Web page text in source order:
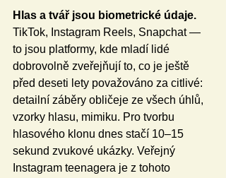
Hlas a tvář jsou biometrické údaje.
TikTok, Instagram Reels, Snapchat —
to jsou platformy, kde mladí lidé
dobrovolně zveřejňují to, co je ještě
před deseti lety považováno za citlivé:
detailní záběry obličeje ze všech úhlů,
vzorky hlasu, mimiku. Pro tvorbu
hlasového klonu dnes stačí 10–15
sekund zvukové ukázky. Veřejný
Instagram teenagera je z tohoto